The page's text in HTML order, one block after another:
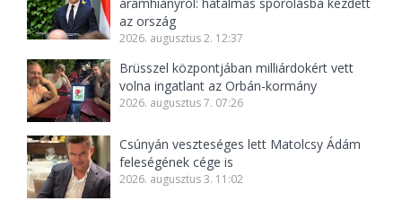
az ország
2026. augusztus 2. 12:37
Brüsszel központjában milliárdokért vett
volna ingatlant az Orbán-kormány
2026. augusztus 7. 07:26
Csúnyán veszteséges lett Matolcsy Ádám
feleségének cége is
2026. augusztus 3. 11:02